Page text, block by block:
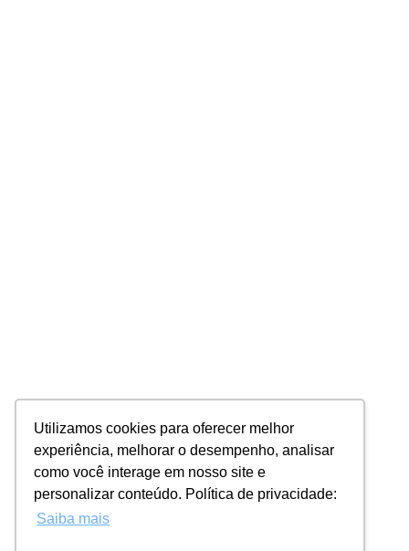
Utilizamos cookies para oferecer melhor
experiência, melhorar o desempenho, analisar
como você interage em nosso site e
personalizar conteúdo. Política de privacidade:
Saiba mais